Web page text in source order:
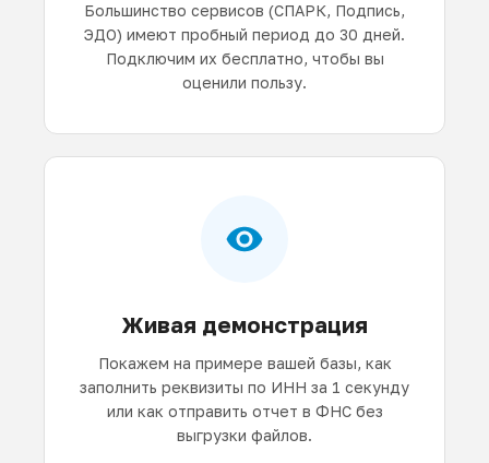
Большинство сервисов (СПАРК, Подпись,
ЭДО) имеют пробный период до 30 дней.
Подключим их бесплатно, чтобы вы
оценили пользу.
Живая демонстрация
Покажем на примере вашей базы, как
заполнить реквизиты по ИНН за 1 секунду
или как отправить отчет в ФНС без
выгрузки файлов.